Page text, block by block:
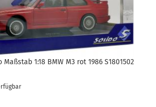
1:18 BMW M3 rot 1986 S1801502